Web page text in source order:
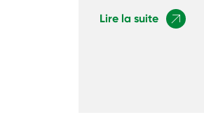
Lire la suite 